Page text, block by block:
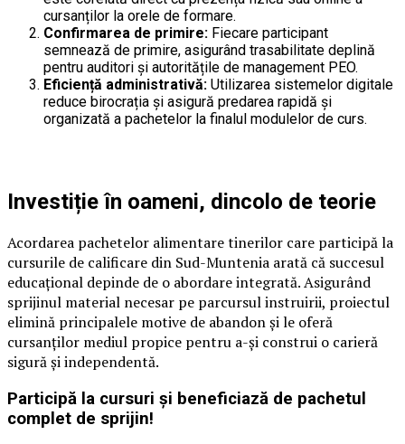
cursanților la orele de formare.
Confirmarea de primire: Fiecare participant
semnează de primire, asigurând trasabilitate deplină
pentru auditori și autoritățile de management PEO.
Eficiență administrativă: Utilizarea sistemelor digitale
reduce birocrația și asigură predarea rapidă și
organizată a pachetelor la finalul modulelor de curs.
Investiție în oameni, dincolo de teorie
Acordarea pachetelor alimentare tinerilor care participă la
cursurile de calificare din Sud-Muntenia arată că succesul
educațional depinde de o abordare integrată. Asigurând
sprijinul material necesar pe parcursul instruirii, proiectul
elimină principalele motive de abandon și le oferă
cursanților mediul propice pentru a-și construi o carieră
sigură și independentă.
Participă la cursuri și beneficiază de pachetul
complet de sprijin!